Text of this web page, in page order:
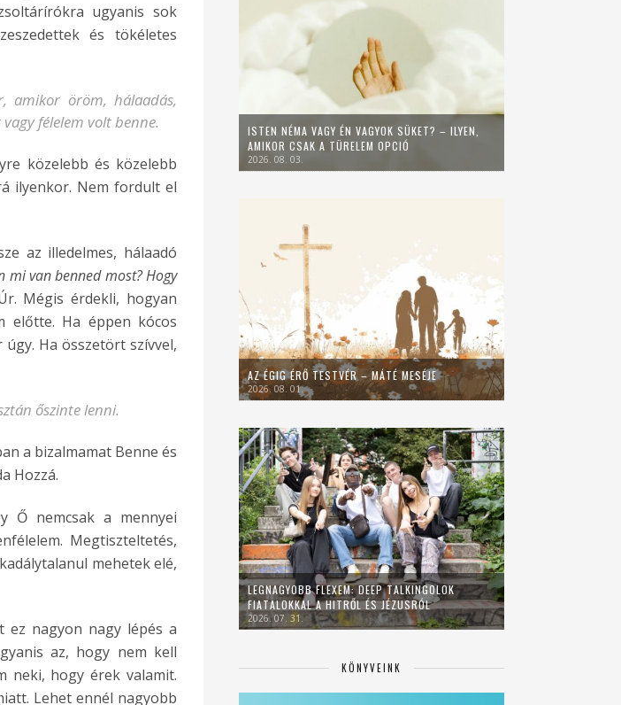
ugyanis sok
és tökéletes
amikor öröm, hálaadás,
félelem volt benne.
közelebb és közelebb
ilyenkor. Nem fordult el
az illedelmes, hálaadó
mi van benned most? Hogy
Mégis érdekli, hogyan
előtte. Ha éppen kócos
Ha összetört szívvel,
őszinte lenni.
a bizalmamat Benne és
Hozzá.
Ő nemcsak a mennyei
Megtiszteltetés,
mehetek elé,
ez nagyon nagy lépés a
az, hogy nem kell
neki, hogy érek valamit.
Lehet ennél nagyobb
ISTEN NÉMA VAGY ÉN VAGYOK SÜKET? – ILYEN,
AMIKOR CSAK A TÜRELEM OPCIÓ
2026. 08. 03.
AZ ÉGIG ÉRŐ TESTVÉR – MÁTÉ MESÉJE
2026. 08. 01.
LEGNAGYOBB FLEXEM: DEEP TALKINGOLOK
FIATALOKKAL A HITRŐL ÉS JÉZUSRÓL
2026. 07. 31.
KÖNYVEINK